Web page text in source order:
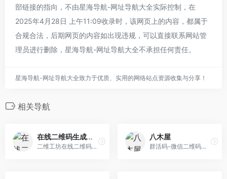
部链接的指向，不由星海导航-网址导航大全实际控制，在
2025年4月28日 上午11:09收录时，该网页上的内容，都属于
合规合法，后期网页的内容如出现违规，可以直接联系网站管
理员进行删除，星海导航-网址导航大全不承担任何责任。
星海导航-网址导航大全致力于优质、实用的网络站点资源收集与分享！
相关导航
在线二维码生成器 ~ 二维工坊
二维工坊在线二维码生成器，提供一物一码、设备维保、防伪溯源等行业解决方案，可制作名片、地图导航、wifi、PDF文件、相册、音视频等二维码和小程序，低代码页 面设计可自己DIY小程序和定制二维码营销解决方案。
八木屋
群活码-微信二维码活码-免费活码生成器[八木屋]